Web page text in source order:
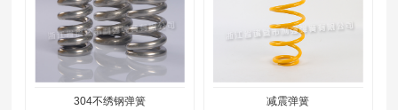
304不绣钢弹簧 减震弹簧